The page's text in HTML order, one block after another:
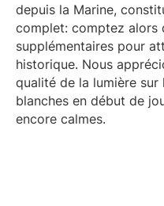
depuis la Marine,
complet: comptez alors
supplémentaires pour
historique. Nous
qualité de la lumière
blanches en début de
encore calmes.